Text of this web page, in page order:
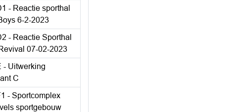
- Reactie sporthal
6-2-2023
- Reactie Sporthal
07-02-2023
- Uitwerking
C
- Sportcomplex
sportgebouw